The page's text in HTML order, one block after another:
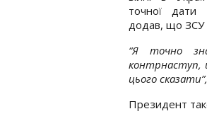
точної дати
додав, що ЗСУ
“Я точно
контрнаступ,
цього
Президент